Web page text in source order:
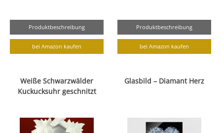
Produktbeschreibung
bei Amazon kaufen
Produktbeschreibung
bei Amazon kaufen
Weiße Schwarzwälder
Kuckucksuhr geschnitzt
Glasbild – Diamant Herz